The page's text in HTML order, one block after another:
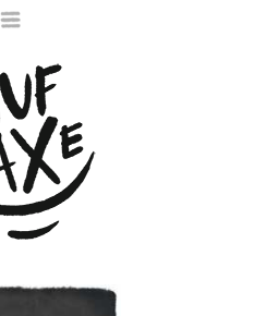
Haxe